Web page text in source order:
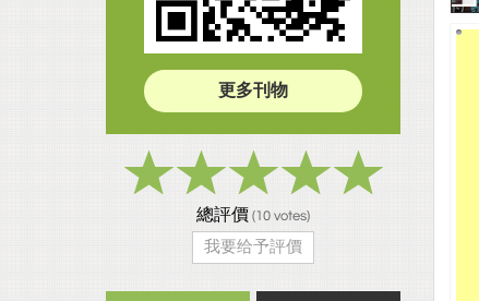
更多刊物
總評價 (10 votes)
我要给予評價